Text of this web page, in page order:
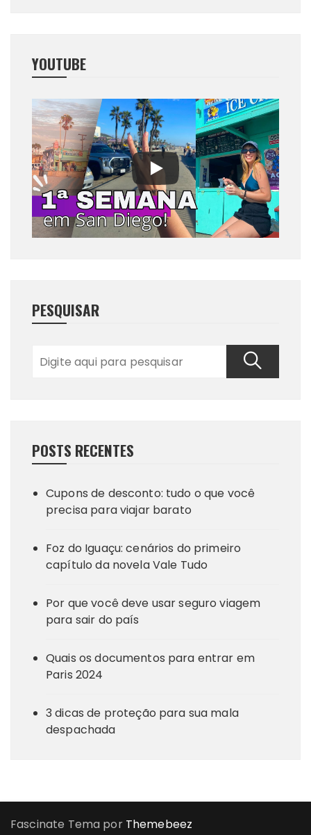
YOUTUBE
PESQUISAR
POSTS RECENTES
Cupons de desconto: tudo o que você
precisa para viajar barato
Foz do Iguaçu: cenários do primeiro
capítulo da novela Vale Tudo
Por que você deve usar seguro viagem
para sair do país
Quais os documentos para entrar em
Paris 2024
3 dicas de proteção para sua mala
despachada
Fascinate Tema por Themebeez